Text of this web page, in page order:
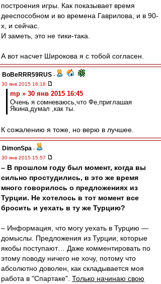
построения игры. Как показывает время
дееспособном и во времена Гаврилова, и в 90-
х, и сейчас.
И заметь, это не тики-така.
А вот насчет Широкова я с тобой согласен.
BoBeRRR59RUS -
30 янв 2015 16:18
mp » 30 янв 2015 16:45
Очень я сомневаюсь,что Фе,приглашая
Якина,думал ,как ты.
К сожалению я тоже, но верю в лучшее.
DimonSpa -
30 янв 2015 15:57
– В прошлом году был момент, когда вы
сильно простудились, в это же время
много говорилось о предложениях из
Турции. Не хотелось в тот момент все
бросить и уехать в ту же Турцию?
– Информация, что могу уехать в Турцию —
домыслы. Предложения из Турции, которые
якобы поступают… Даже комментировать по
этому поводу ничего не хочу, потому что
абсолютно доволен, как складывается моя
работа в "Спартаке". Только начинаю свою